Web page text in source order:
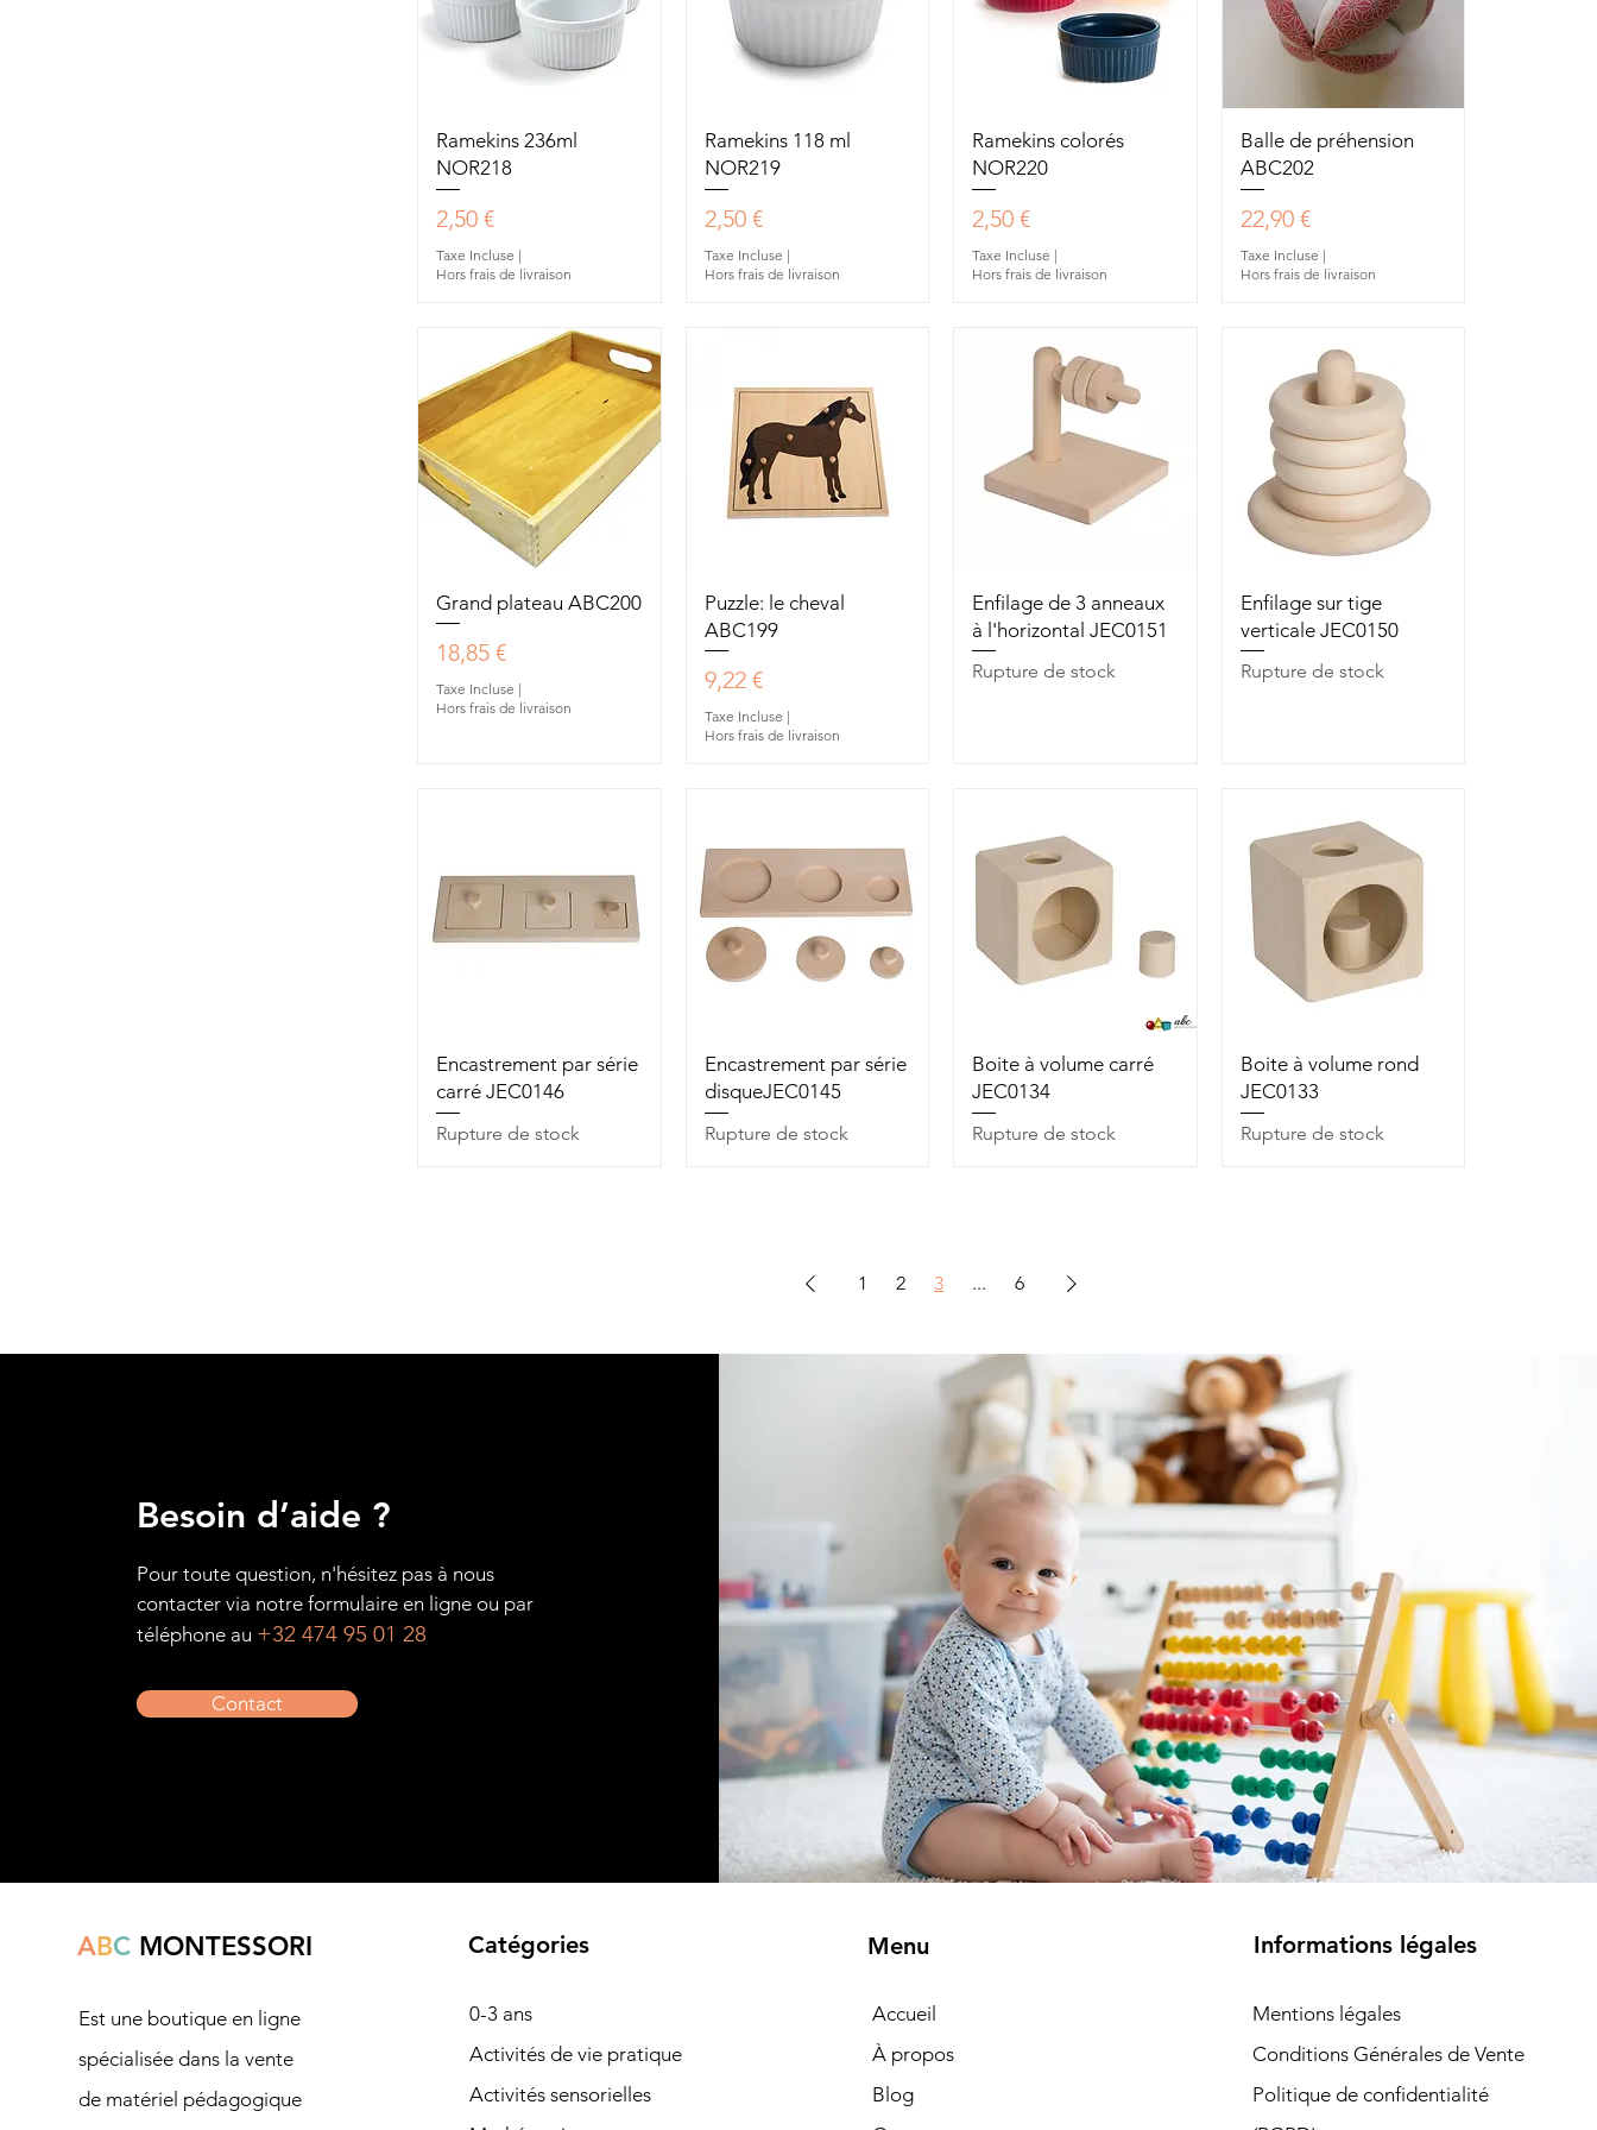
Aperçu rapide
Ramekins 236ml
NOR218
Prix
2,50 €
Taxe Incluse |
Hors frais de livraison
Aperçu rapide
Ramekins 118 ml
NOR219
Prix
2,50 €
Taxe Incluse |
Hors frais de livraison
Aperçu rapide
Ramekins colorés
NOR220
Prix
2,50 €
Taxe Incluse |
Hors frais de livraison
Aperçu rapide
Balle de préhension
ABC202
Prix
22,90 €
Taxe Incluse |
Hors frais de livraison
Aperçu rapide
Grand plateau ABC200
Prix
18,85 €
Taxe Incluse |
Hors frais de livraison
Aperçu rapide
Puzzle: le cheval
ABC199
Prix
9,22 €
Taxe Incluse |
Hors frais de livraison
Aperçu rapide
Enfilage de 3 anneaux
à l'horizontal JEC0151
Rupture de stock
Aperçu rapide
Enfilage sur tige
verticale JEC0150
Rupture de stock
Aperçu rapide
Encastrement par série
carré JEC0146
Rupture de stock
Aperçu rapide
Encastrement par série
disqueJEC0145
Rupture de stock
Aperçu rapide
Boite à volume carré
JEC0134
Rupture de stock
Aperçu rapide
Boite à volume rond
JEC0133
Rupture de stock
1 2 3 ... 6
Besoin d’aide ?
Pour toute question, n'hésitez pas à nous
contacter via notre formulaire en ligne ou par
téléphone au +32 474 95 01 28
Contact
ABCMONTESSORI
Est une boutique en ligne
spécialisée dans la vente
de matériel pédagogique
Catégories
0-3 ans
Activités de vie pratique
Activités sensorielles
Menu
Accueil
À propos
Blog
Informations légales
Mentions légales
Conditions Générales de Vente
Politique de confidentialité